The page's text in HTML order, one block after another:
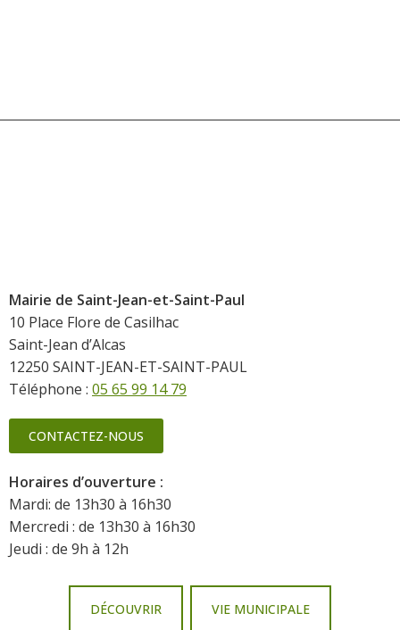
Mairie de Saint-Jean-et-Saint-Paul
10 Place Flore de Casilhac
Saint-Jean d’Alcas
12250 SAINT-JEAN-ET-SAINT-PAUL
Téléphone : 05 65 99 14 79
CONTACTEZ-NOUS
Horaires d’ouverture :
Mardi: de 13h30 à 16h30
Mercredi : de 13h30 à 16h30
Jeudi : de 9h à 12h
DÉCOUVRIR VIE MUNICIPALE